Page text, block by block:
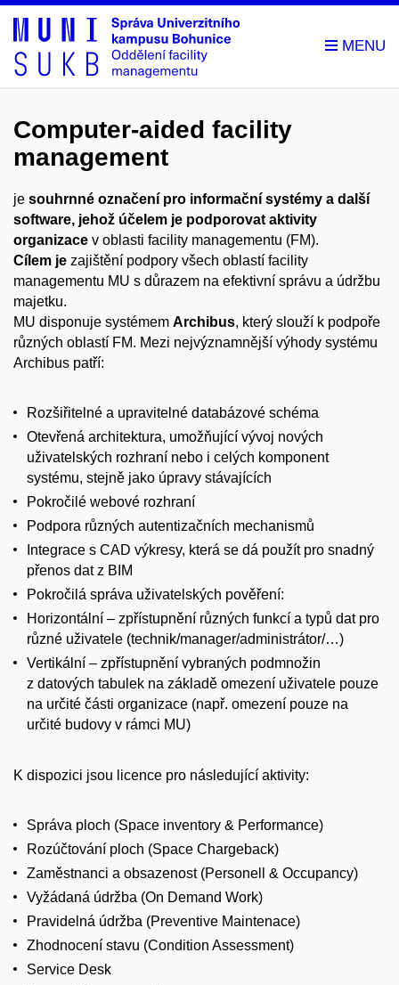
Computer-aided facility
management
je souhrnné označení pro informační systémy a další
software, jehož účelem je podporovat aktivity
organizace v oblasti facility managementu (FM).
Cílem je zajištění podpory všech oblastí facility
managementu MU s důrazem na efektivní správu a údržbu
majetku.
MU disponuje systémem Archibus, který slouží k podpoře
různých oblastí FM. Mezi nejvýznamnější výhody systému
Archibus patří:
Rozšiřitelné a upravitelné databázové schéma
Otevřená architektura, umožňující vývoj nových
uživatelských rozhraní nebo i celých komponent
systému, stejně jako úpravy stávajících
Pokročilé webové rozhraní
Podpora různých autentizačních mechanismů
Integrace s CAD výkresy, která se dá použít pro snadný
přenos dat z BIM
Pokročilá správa uživatelských pověření:
Horizontální – zpřístupnění různých funkcí a typů dat pro
různé uživatele (technik/manager/administrátor/…)
Vertikální – zpřístupnění vybraných podmnožin
z datových tabulek na základě omezení uživatele pouze
na určité části organizace (např. omezení pouze na
určité budovy v rámci MU)
K dispozici jsou licence pro následující aktivity:
Správa ploch (Space inventory & Performance)
Rozúčtování ploch (Space Chargeback)
Zaměstnanci a obsazenost (Personell & Occupancy)
Vyžádaná údržba (On Demand Work)
Pravidelná údržba (Preventive Maintenace)
Zhodnocení stavu (Condition Assessment)
Service Desk